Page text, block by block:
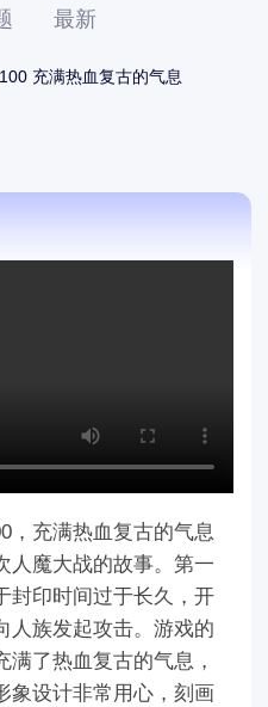
最新
充满热血复古的气息
，充满热血复古的气息
人魔大战的故事。第一
封印时间过于长久，开
人族发起攻击。游戏的
了热血复古的气息，
象设计非常用心，刻画